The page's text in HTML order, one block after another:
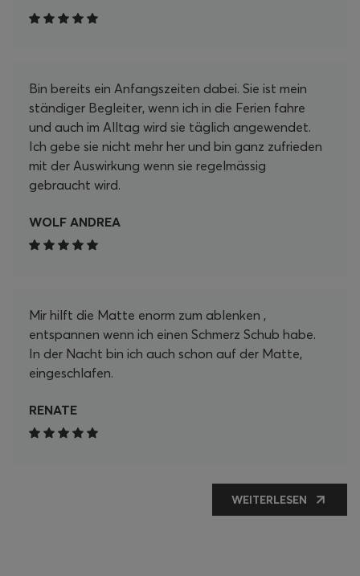
Bin bereits ein Anfangszeiten dabei. Sie ist mein
ständiger Begleiter, wenn ich in die Ferien fahre
und auch im Alltag wird sie täglich angewendet.
Ich gebe sie nicht mehr her und bin ganz zufrieden
mit der Auswirkung wenn sie regelmässig
gebraucht wird.
WOLF ANDREA
Mir hilft die Matte enorm zum ablenken ,
entspannen wenn ich einen Schmerz Schub habe.
In der Nacht bin ich auch schon auf der Matte,
eingeschlafen.
RENATE
WEITERLESEN